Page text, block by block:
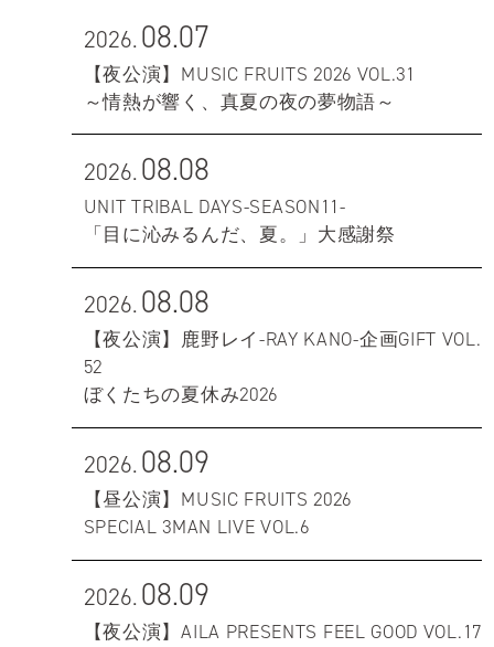
2026.08.07
【夜公演】MUSIC FRUITS 2026 VOL.31
～情熱が響く、真夏の夜の夢物語～
2026.08.08
UNIT TRIBAL DAYS-SEASON11-
「目に沁みるんだ、夏。」大感謝祭
2026.08.08
【夜公演】鹿野レイ-RAY KANO-企画GIFT VOL.
52
ぼくたちの夏休み2026
2026.08.09
【昼公演】MUSIC FRUITS 2026
SPECIAL 3MAN LIVE VOL.6
2026.08.09
【夜公演】AILA PRESENTS FEEL GOOD VOL.17